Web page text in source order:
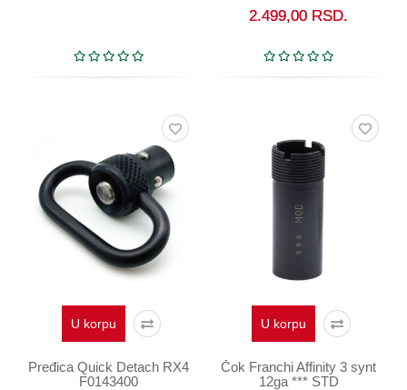
2.499,00 RSD.
U korpu
Pređica Quick Detach RX4
F0143400
U korpu
Čok Franchi Affinity 3 synt
12ga *** STD